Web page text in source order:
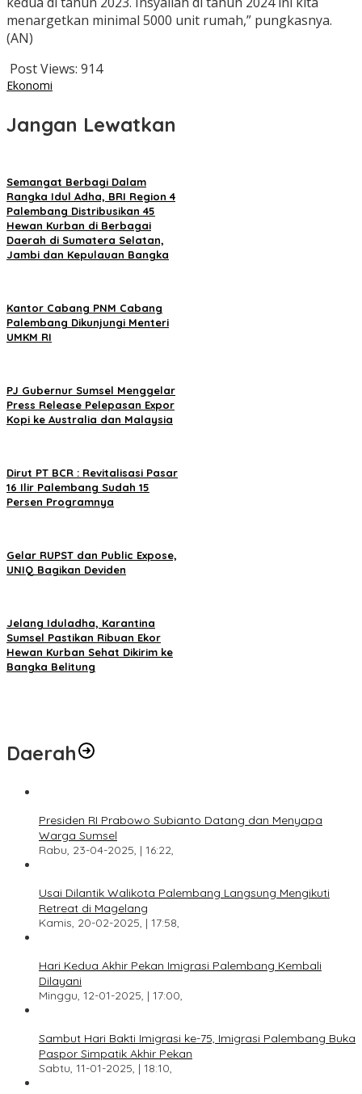
menargetkan minimal 5000 unit rumah,” pungkasnya.
(AN)
Post Views: 914
Ekonomi
Jangan Lewatkan
Semangat Berbagi Dalam
Rangka Idul Adha, BRI Region 4
Palembang Distribusikan 45
Hewan Kurban di Berbagai
Daerah di Sumatera Selatan,
Jambi dan Kepulauan Bangka
Kantor Cabang PNM Cabang
Palembang Dikunjungi Menteri
UMKM RI
PJ Gubernur Sumsel Menggelar
Press Release Pelepasan Expor
Kopi ke Australia dan Malaysia
Dirut PT BCR : Revitalisasi Pasar
16 Ilir Palembang Sudah 15
Persen Programnya
Gelar RUPST dan Public Expose,
UNIQ Bagikan Deviden
Jelang Iduladha, Karantina
Sumsel Pastikan Ribuan Ekor
Hewan Kurban Sehat Dikirim ke
Bangka Belitung
Daerah
Presiden RI Prabowo Subianto Datang dan Menyapa
Warga Sumsel
Rabu, 23-04-2025, | 16:22,
Usai Dilantik Walikota Palembang Langsung Mengikuti
Retreat di Magelang
Kamis, 20-02-2025, | 17:58,
Hari Kedua Akhir Pekan Imigrasi Palembang Kembali
Dilayani
Minggu, 12-01-2025, | 17:00,
Sambut Hari Bakti Imigrasi ke-75, Imigrasi Palembang Buka
Paspor Simpatik Akhir Pekan
Sabtu, 11-01-2025, | 18:10,